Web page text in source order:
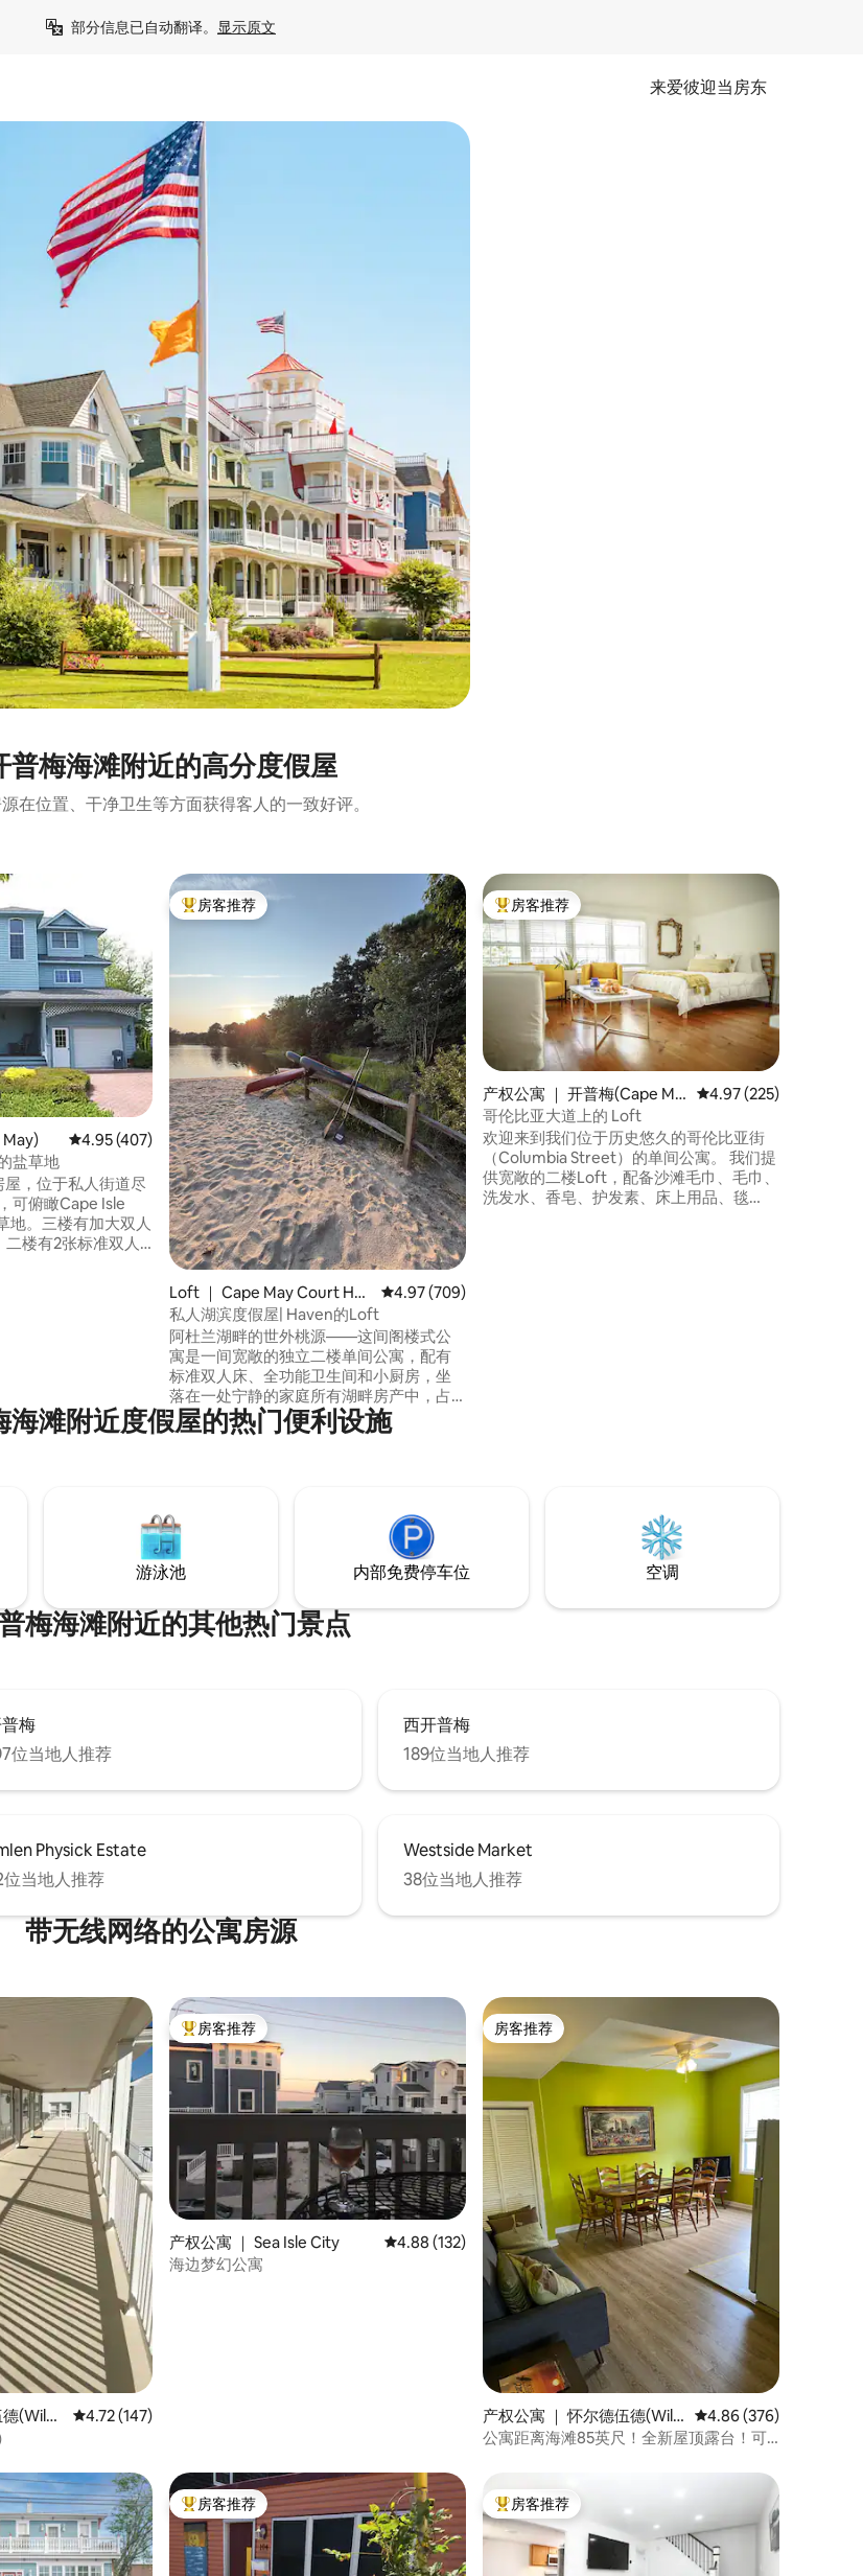
部分信息已自动翻译。 显示原文
来爱彼迎当房东
览。
普梅海滩附近的高分度假屋
在位置、干净卫生等方面获得客人的一致好评。
条评价
May) 平均评分 4.95 分（满分 5 分），共 407 条评价
4.95 (407)
盐草地
，位于私人街道尽
可俯瞰Cape Isle
地。三楼有加大双人
楼有2张标准双人
热门「房客推荐」
房客推荐
Loft ｜ Cape May Court Hou
se
平均评分 4.97 分（满分 5 分），共 709 条评价
4.97 (709)
私人湖滨度假屋| Haven的Loft
阿杜兰湖畔的世外桃源——这间阁楼式公
寓是一间宽敞的独立二楼单间公寓，配有
标准双人床、全功能卫生间和小厨房，坐
落在一处宁静的家庭所有湖畔房产中，占
地 40 英亩，距离斯通港（Stone Harbor）
和开普梅（Cape May）仅几分钟车程。 您
级自行车道和一片清澈的湖泊，并提供免
费水上运动设备。
热门「房客推荐」
房客推荐
产权公寓 ｜ 开普梅(Cape Ma
y)
平均评分 4.97 分（满
4.97 (225)
哥伦比亚大道上的 Loft
欢迎来到我们位于历史悠久的哥伦比亚街
（Columbia Street）的单间公寓。 我们提
供宽敞的二楼Loft，配备沙滩毛巾、毛巾、
洗发水、香皂、护发素、床上用品、毯
海滩附近度假屋的热门便利设施
游泳池 内部免费停车位 空调
梅海滩附近的其他热门景点
梅
位当地人推荐
西开普梅
189位当地人推荐
Physick Estate
位当地人推荐
Westside Market
38位当地人推荐
带无线网络的公寓房源
条评价
德(Wild
平均评分 4.72 分（满分 5 分），共 147 条评价
4.72 (147)
热门「房客推荐」
房客推荐
产权公寓 ｜ Sea Isle City 平均评分 4.88 分（满分 5 分），共 132 条评价
4.88 (132)
海边梦幻公寓
房客推荐
房客推荐
产权公寓 ｜ 怀尔德伍德(Wild
wood)
平均评分 4.86 分（满
4.86 (376)
公寓距离海滩85英尺！全新屋顶露台！可
热门「房客推荐」
房客推荐 热门「房客推荐」
房客推荐